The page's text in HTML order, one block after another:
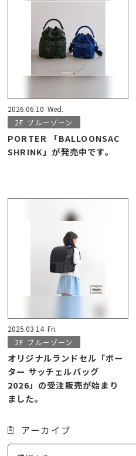
2026.06.10 Wed.
2F ブルーゾーン
PORTER 「BALLOONSAC
SHRINK」が発売中です。
2025.03.14 Fri.
2F ブルーゾーン
オリジナルランドセル「ポー
ター サッチェルバッグ
2026」の受注販売が始まり
ました。
アーカイブ